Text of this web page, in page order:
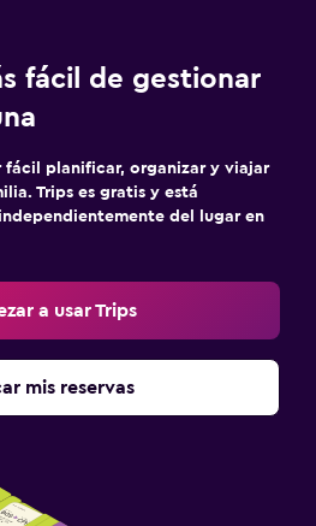
fácil de gestionar
fácil planificar, organizar y viajar
Trips es gratis y está
del lugar en
a usar Trips
mis reservas